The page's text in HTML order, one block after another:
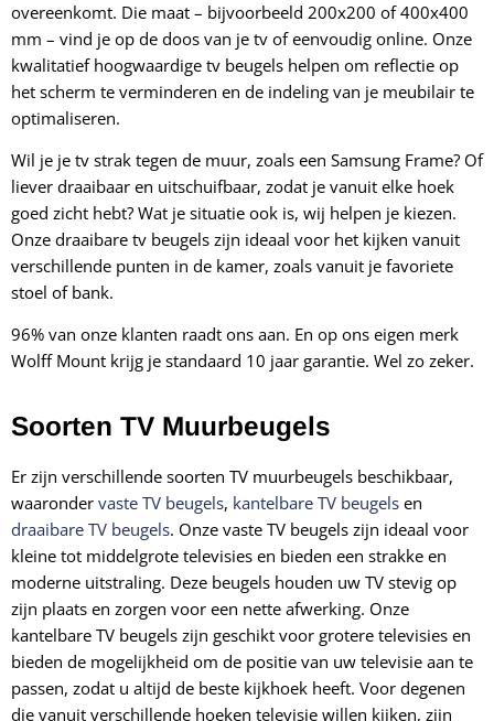
overeenkomt. Die maat – bijvoorbeeld 200x200 of 400x400
mm – vind je op de doos van je tv of eenvoudig online. Onze
kwalitatief hoogwaardige tv beugels helpen om reflectie op
het scherm te verminderen en de indeling van je meubilair te
optimaliseren.
Wil je je tv strak tegen de muur, zoals een Samsung Frame? Of
liever draaibaar en uitschuifbaar, zodat je vanuit elke hoek
goed zicht hebt? Wat je situatie ook is, wij helpen je kiezen.
Onze draaibare tv beugels zijn ideaal voor het kijken vanuit
verschillende punten in de kamer, zoals vanuit je favoriete
stoel of bank.
96% van onze klanten raadt ons aan. En op ons eigen merk
Wolff Mount krijg je standaard 10 jaar garantie. Wel zo zeker.
Soorten TV Muurbeugels
Er zijn verschillende soorten TV muurbeugels beschikbaar,
waaronder vaste TV beugels, kantelbare TV beugels en
draaibare TV beugels. Onze vaste TV beugels zijn ideaal voor
kleine tot middelgrote televisies en bieden een strakke en
moderne uitstraling. Deze beugels houden uw TV stevig op
zijn plaats en zorgen voor een nette afwerking. Onze
kantelbare TV beugels zijn geschikt voor grotere televisies en
bieden de mogelijkheid om de positie van uw televisie aan te
passen, zodat u altijd de beste kijkhoek heeft. Voor degenen
die vanuit verschillende hoeken televisie willen kijken, zijn